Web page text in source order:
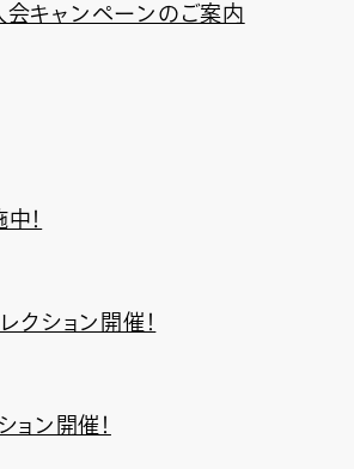
会キャンペーンのご案内
！
クション開催！
ョン開催！